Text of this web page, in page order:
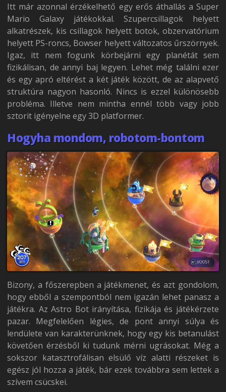
Itt már azonnal érzékelhető egy erős áthallás a Super
Mario Galaxy játékokkal. Szupercsillagok helyett
alkatrészek, kis csillagok helyett botok, obzervatórium
helyett PS-roncs, Bowser helyett változatos űrszörnyek.
Igaz, itt nem fogunk körbejárni egy planétát sem
fizikálisan, de annyi baj legyen. Lehet még találni ezer
és egy apró eltérést a két játék között, de az alapvető
struktúra nagyon hasonló. Nincs is ezzel különösebb
probléma. Illetve nem mintha ennél több vagy jobb
sztorit igényelne egy 3D platformer.
Hogyha mondom, robotom-bontom
Bizony, a főszerepben a játékmenet, és azt gondolom,
hogy ebből a szempontból nem igazán lehet panasz a
játékra. Az Astro Bot irányítása, fizikája és játékérzete
pazar. Megfelelően légies, de pont annyi súlya és
lendülete van karakterünknek, hogy egy kis betanulást
követően érzésből ki tudunk mérni ugrásokat. Még a
sokszor katasztrofálisan elsülő víz alatti részeket is
egész jól hozza a játék, bár ezek továbbra sem lettek a
szívem csücskei.